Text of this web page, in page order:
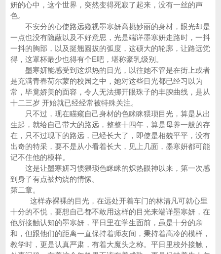
妍的心中，这个世界，突然变得死寂了起来，没有一丝的声
色。
不安分的心使路远窥视墨寒妍高挑妙丽的身材，眼光却是
一点也没有隐蔽以及不好意思，光是端详墨寒妍走路时，一抖
一抖的胸部，以及挺翘圆拔的弧度，这硕大的轮廓，让路远觉
得，这罩杯最少也得有个E吧，堪称豪乳级别。
墨寒妍能感受到这炽热的目光，以往她不管是在街上或者
是充满青春荷尔蒙的校园之中，她对这些目光都已经习以为
常，毕竟娇美的面容，令人无法挪开眼珠子的丰腴曲线，是从
十二三岁 开始就已经经常被特殊关注。
只不过，现在瞄窥自己身材的色眯眯猥琐目光，算是从出
生起，就给自己带大的路远，整整十四年，算是母养一般的存
在，只不过现下的路远，已经长大了，即使是相貌平平，没有
出奇的特采，要不是从小看着长大，见上几面，墨寒妍都可能
记不住他的模样。
这是让墨寒妍习惯猥琐色眯眯的炽热眼神以来，第一次感
到身子有点被灼烧的情愫。
第二章。
这样赤裸裸的目光，在远处开着车门的林清凡可就心里
十分的不悦，要想自己都不敢用这样的目光来端详墨寒妍，在
他所接触认知的墨寒妍，平日里在学生面前，虽是十分的亲
和，但跟他们的距离一直保持着师友间，秉持着高冷的模样，
教学时，更是认真严肃，有着大魔头之称。平日里校外接触，